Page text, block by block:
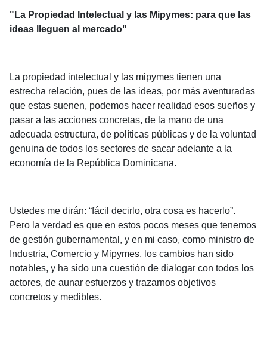
"La Propiedad Intelectual y las Mipymes: para que las
ideas lleguen al mercado"
La propiedad intelectual y las mipymes tienen una
estrecha relación, pues de las ideas, por más aventuradas
que estas suenen, podemos hacer realidad esos sueños y
pasar a las acciones concretas, de la mano de una
adecuada estructura, de políticas públicas y de la voluntad
genuina de todos los sectores de sacar adelante a la
economía de la República Dominicana.
Ustedes me dirán: “fácil decirlo, otra cosa es hacerlo”.
Pero la verdad es que en estos pocos meses que tenemos
de gestión gubernamental, y en mi caso, como ministro de
Industria, Comercio y Mipymes, los cambios han sido
notables, y ha sido una cuestión de dialogar con todos los
actores, de aunar esfuerzos y trazarnos objetivos
concretos y medibles.